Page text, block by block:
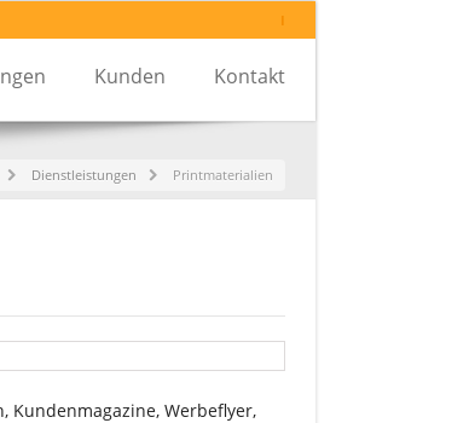
I
Kunden Kontakt
Dienstleistungen Printmaterialien
Werbeflyer,